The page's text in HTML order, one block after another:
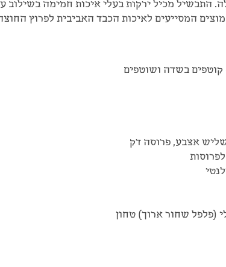
התבשיל מכיל ירקות בעלי איכות חמימה בשילוב
המסייעים לאיכות הכבד האביבית לפרוץ
שליש אצבע, פרוסה דק